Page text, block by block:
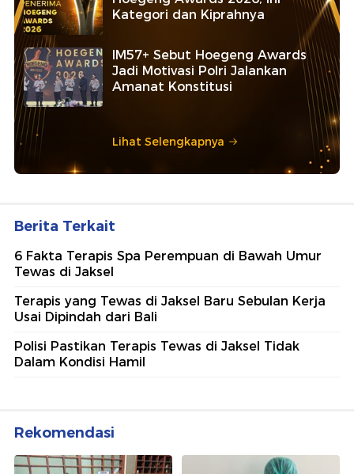
Kategori dan Kiprahnya
IM57+ Sebut Hoegeng Awards
Jadi Motivasi Polri Jalankan
Amanat Konstitusi
Lihat Selengkapnya
Berita Terkait
6 Fakta Terapis Spa Perempuan di Bawah Umur
Tewas di Jaksel
Terapis yang Tewas di Jaksel Baru Sebulan Kerja
Usai Dipindah dari Bali
Polisi Pastikan Terapis Tewas di Jaksel Tidak
Dalam Kondisi Hamil
Rekomendasi